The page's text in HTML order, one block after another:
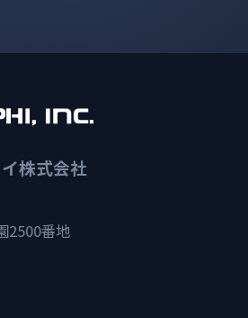
株式会社
2500番地